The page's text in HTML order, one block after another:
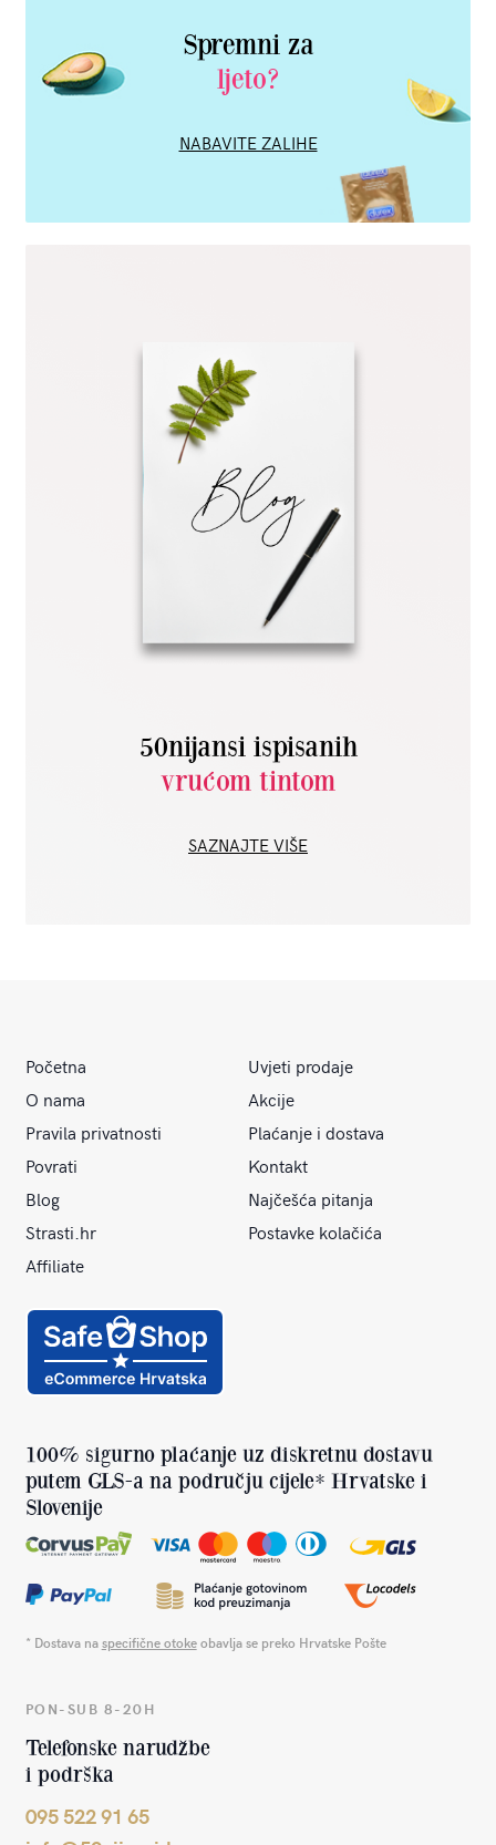
Spremni za
ljeto?
NABAVITE ZALIHE
50nijansi ispisanih
vrućom tintom
SAZNAJTE VIŠE
Početna
Uvjeti prodaje
O nama
Akcije
Pravila privatnosti
Plaćanje i dostava
Povrati
Kontakt
Blog
Najčešća pitanja
Strasti.hr
Postavke kolačića
Affiliate
100% sigurno plaćanje uz diskretnu dostavu
putem GLS-a na području cijele* Hrvatske i
Slovenije
* Dostava naspecifične otokeobavlja se preko Hrvatske Pošte
PON-SUB 8-20H
Telefonske narudžbe
i podrška
095 522 91 65